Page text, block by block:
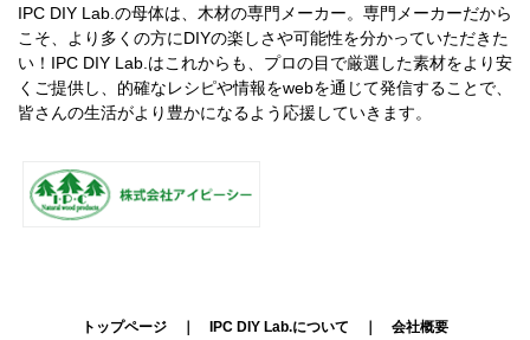
IPC DIY Lab.の母体は、木材の専門メーカー。専門メーカーだから
こそ、より多くの方にDIYの楽しさや可能性を分かっていただきた
い！IPC DIY Lab.はこれからも、プロの目で厳選した素材をより安
くご提供し、的確なレシピや情報をwebを通じて発信することで、
皆さんの生活がより豊かになるよう応援していきます。
トップページ ｜ IPC DIY Lab.について ｜ 会社概要